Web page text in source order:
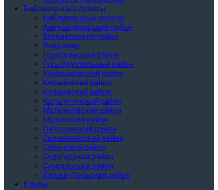
Библиотечные пункты
Библиотечные пункты
Александровский район
Вязниковский район
Владимир
Гороховецкий район
Гусь-Хрустальный район
Камешковский район
Киржачский район
Ковровский район
Кольчугинский район
Меленковский район
Муромский район
Петушинский район
Селивановский район
Собинский район
Судогодский район
Суздальский район
Юрьев-Польский район
Клубы